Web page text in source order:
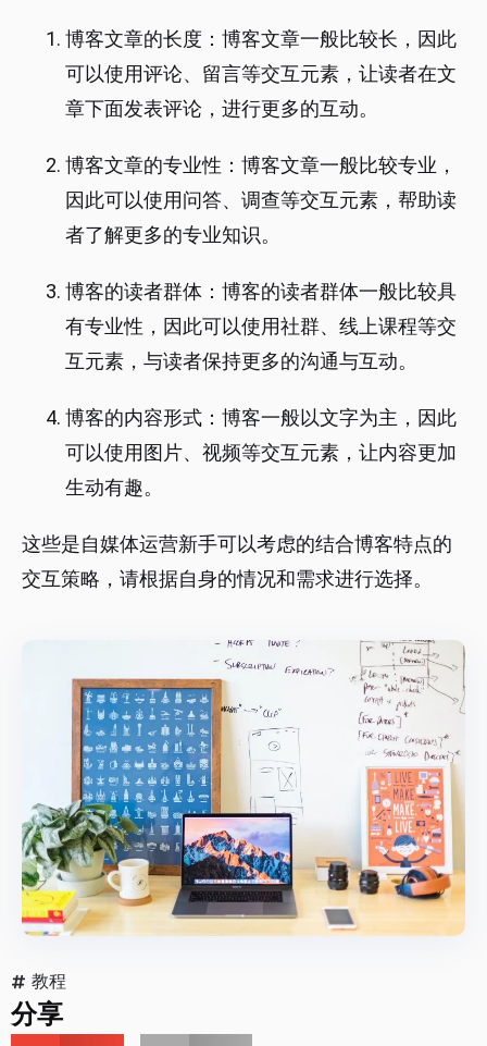
博客文章的长度：博客文章一般比较长，因此
可以使用评论、留言等交互元素，让读者在文
章下面发表评论，进行更多的互动。
博客文章的专业性：博客文章一般比较专业，
因此可以使用问答、调查等交互元素，帮助读
者了解更多的专业知识。
博客的读者群体：博客的读者群体一般比较具
有专业性，因此可以使用社群、线上课程等交
互元素，与读者保持更多的沟通与互动。
博客的内容形式：博客一般以文字为主，因此
可以使用图片、视频等交互元素，让内容更加
生动有趣。
这些是自媒体运营新手可以考虑的结合博客特点的
交互策略，请根据自身的情况和需求进行选择。
教程
分享